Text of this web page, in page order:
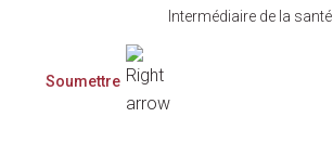
Intermédiaire de la santé